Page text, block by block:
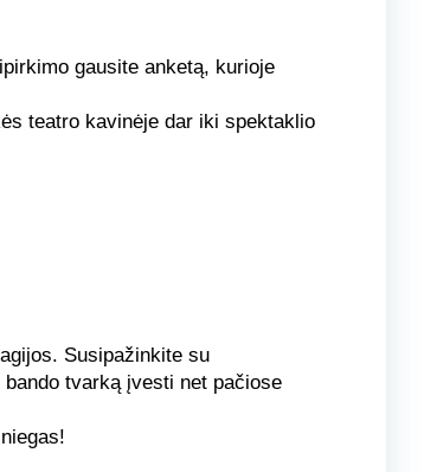
gausite anketą, kurioje
teatro kavinėje dar iki spektaklio
Susipažinkite su
bando tvarką įvesti net pačiose